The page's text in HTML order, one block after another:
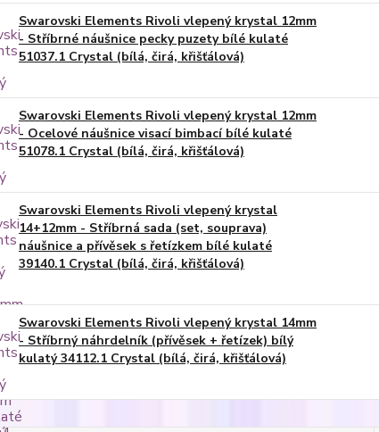
Swarovski Elements Rivoli vlepený krystal 12mm
- Stříbrné náušnice pecky puzety bílé kulaté
51037.1 Crystal (bílá, čirá, křišťálová)
Swarovski Elements Rivoli vlepený krystal 12mm
- Ocelové náušnice visací bimbací bílé kulaté
51078.1 Crystal (bílá, čirá, křišťálová)
Swarovski Elements Rivoli vlepený krystal
14+12mm - Stříbrná sada (set, souprava)
náušnice a přívěsek s řetízkem bílé kulaté
39140.1 Crystal (bílá, čirá, křišťálová)
Swarovski Elements Rivoli vlepený krystal 14mm
- Stříbrný náhrdelník (přívěsek + řetízek) bílý
kulatý 34112.1 Crystal (bílá, čirá, křišťálová)